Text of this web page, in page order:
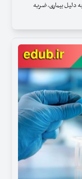
دلیل بیماری، ضربه